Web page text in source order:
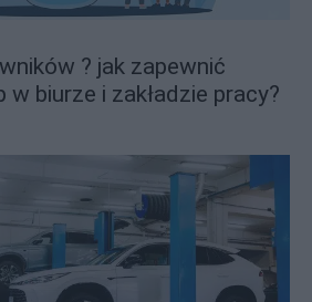
? jak zapewnić
biurze i zakładzie pracy?